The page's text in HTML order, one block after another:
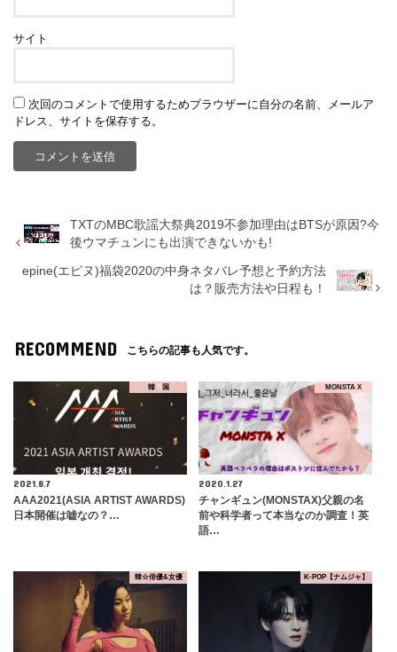
サイト
次回のコメントで使用するためブラウザーに自分の名前、メールア
ドレス、サイトを保存する。
TXTのMBC歌謡大祭典2019不参加理由はBTSが原因?今
後ウマチュンにも出演できないかも!
epine(エピヌ)福袋2020の中身ネタバレ予想と予約方法
は？販売方法や日程も！
RECOMMEND こちらの記事も人気です。
韓 国
2021.8.7
AAA2021(ASIA ARTIST AWARDS)
日本開催は嘘なの？…
MONSTA X
2020.1.27
チャンギュン(MONSTAX)父親の名
前や科学者って本当なのか調査！英
語…
韓☆俳優&女優 K-POP【ナムジャ】